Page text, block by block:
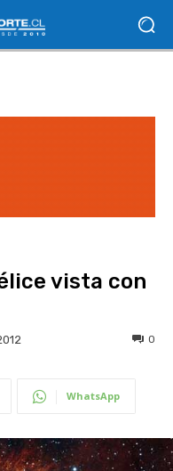
vista con
0
WhatsApp